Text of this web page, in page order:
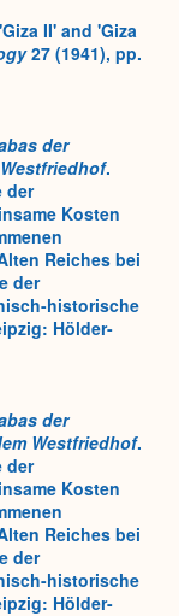
II' and 'Giza
27 (1941), pp.
der
.
der
Kosten
Reiches bei
der
historische
Hölder-
der
Westfriedhof.
der
Kosten
Reiches bei
der
historische
Hölder-